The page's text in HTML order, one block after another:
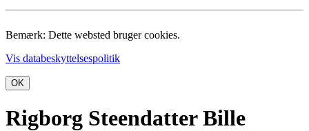
Bemærk: Dette websted bruger cookies.
Vis databeskyttelsespolitik
OK
Rigborg Steendatter Bille